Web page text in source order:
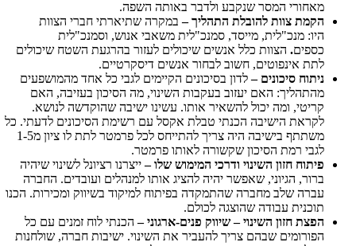
מאחורי המסר שנקבע ולדבר באותה השפה.
הקמת צוות להובלת התהליך – במקרה שתיארתי חברי הצוות
היו: מנכ"לית, מייסד, סמנכ"לית משאבי אנוש, וסמנכ"לית
כספים. הצוות כלל אנשים שיכולים לעזור בהרגעת השטח שיכולים
לתת אינפוטים, חשוב לבחור אנשים דיסקרטיים.
ניתוח סיכונים –לדון בסיכונים הקיימים לגבי כל אחד מהמושפעים
מהתהליך: האם יעזוב בעקבות השינוי, מה הסיכון בעזיבה, האם
קריטי, ומה יכול להשאיר אותו. עשינו ישיבה שהוקדשה לנושא.
לקראת הישיבה הכנתי טבלת אקסל עם רשימת הסיכונים לדעתי. כל
משתתף בישיבה היה צריך להתייחס לכל פרמטר לתת לו ציון מ1-5
לגבי רמת הסיכון שקשורה לאותו פרמטר.
פיתוח חזון השינוי ודרכי המימוש שלו –ייצרנו רציונל לשינוי שיהיה
ברור, הגיוני, שאפשר יהיה להציג אותו למנהלים ועובדים. החברה
עברה שלב מחברה שהתמקדה בפיתוח למיקוד בשיווק ומכירות. הכנו
תוכנית עבודה שהוצגה לכולם.
הפצת חזון השינוי – שיווק פנים-ארגוני – הכנתי לוח זמנים עם כל
הפורומים שבהם צריך להעביר את השינוי. ישיבות חברה, שולחנות